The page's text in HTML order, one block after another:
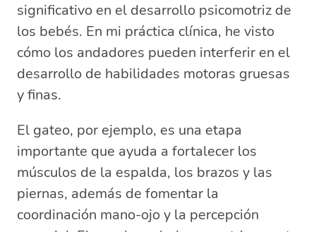
significativo en el desarrollo psicomotriz de
los bebés. En mi práctica clínica, he visto
cómo los andadores pueden interferir en el
desarrollo de habilidades motoras gruesas
y finas.
El gateo, por ejemplo, es una etapa
importante que ayuda a fortalecer los
músculos de la espalda, los brazos y las
piernas, además de fomentar la
coordinación mano-ojo y la percepción